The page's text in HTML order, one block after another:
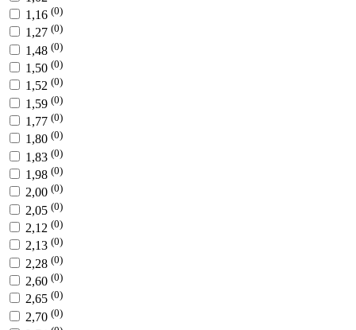
1,16 (0)
1,27 (0)
1,48 (0)
1,50 (0)
1,52 (0)
1,59 (0)
1,77 (0)
1,80 (0)
1,83 (0)
1,98 (0)
2,00 (0)
2,05 (0)
2,12 (0)
2,13 (0)
2,28 (0)
2,60 (0)
2,65 (0)
2,70 (0)